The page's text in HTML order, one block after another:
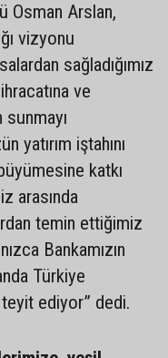
Osman Arslan,
vizyonu
sağladığımız
ve
iştahını
katkı
arasında
temin ettiğimiz
Bankamızın
Türkiye
ediyor” dedi.